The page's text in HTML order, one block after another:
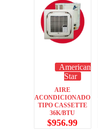
American
Star
AIRE
ACONDICIONADO
TIPO CASSETTE
36K/BTU
$956.99